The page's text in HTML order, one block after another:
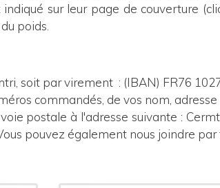
sur leur page de couverture
poids.
soit par virement : (IBAN) FR76
commandés, de vos nom,
postale à l'adresse suivante :
pouvez également nous joindre